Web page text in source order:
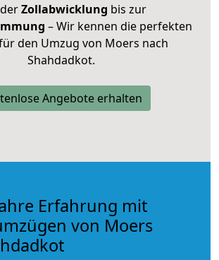
Zollabwicklung bis zur
– Wir kennen die perfekten
den Umzug von Moers nach
Shahdadkot.
Angebote erhalten
Erfahrung mit
von Moers